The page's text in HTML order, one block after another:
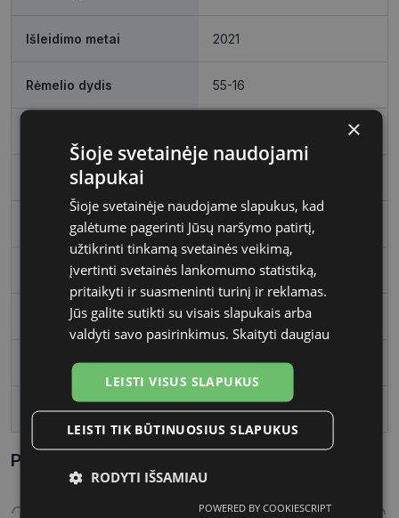
Išleidimo metai 2021
Rėmelio dydis 55-16
Rėmelio spalva
Rėmelio tipas Metalas
Rėmelio forma Ovalus
Vartotojų grupė Moterims
Lęšio plotis 55
Tarpnosės plotis, mm 16
Parametrai Kaip sužinoti savo akinių dydį?
×
Šioje svetainėje naudojami
slapukai
Šioje svetainėje naudojame slapukus, kad
galėtume pagerinti Jūsų naršymo patirtį,
užtikrinti tinkamą svetainės veikimą,
įvertinti svetainės lankomumo statistiką,
pritaikyti ir suasmeninti turinį ir reklamas.
Jūs galite sutikti su visais slapukais arba
valdyti savo pasirinkimus. Skaityti daugiau
LEISTI VISUS SLAPUKUS
LEISTI TIK BŪTINUOSIUS SLAPUKUS
RODYTI IŠSAMIAU
POWERED BY COOKIESCRIPT